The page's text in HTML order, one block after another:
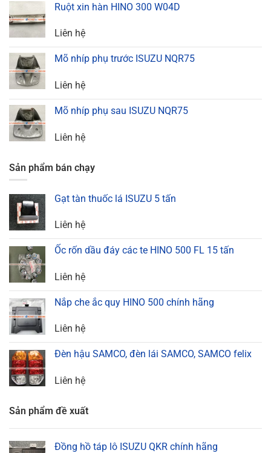
Ruột xin hàn HINO 300 W04D
Liên hệ
Mõ nhíp phụ trước ISUZU NQR75
Liên hệ
Mõ nhíp phụ sau ISUZU NQR75
Liên hệ
Sản phẩm bán chạy
Gạt tàn thuốc lá ISUZU 5 tấn
Liên hệ
Ốc rốn dầu đáy các te HINO 500 FL 15 tấn
Liên hệ
Nắp che ắc quy HINO 500 chính hãng
Liên hệ
Đèn hậu SAMCO, đèn lái SAMCO, SAMCO felix
Liên hệ
Sản phẩm đề xuất
Đồng hồ táp lô ISUZU QKR chính hãng